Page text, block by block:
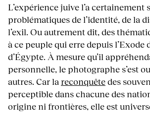
L’expérience juive l’a certainement
problématiques de l’identité, de la
l’exil. Ou autrement dit, des
à ce peuple qui erre depuis l’Exode
d’Égypte. À mesure qu’il
personnelle, le photographe s’est
autres. Car la reconquêtedes
perceptible dans chacune des
origine ni frontières, elle est